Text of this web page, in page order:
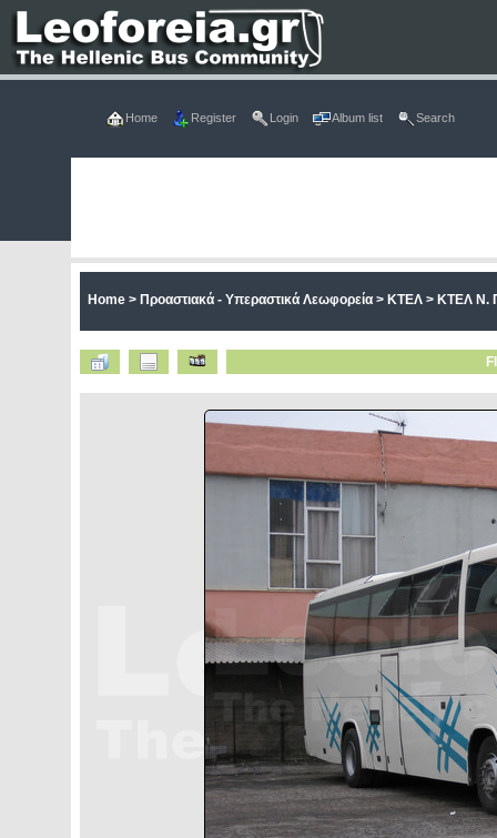
Home Register Login Album list Search
Home> Προαστιακά - Υπεραστικά Λεωφορεία> ΚΤΕΛ> ΚΤΕΛ Ν.